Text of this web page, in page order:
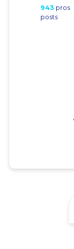
943 pros
posts